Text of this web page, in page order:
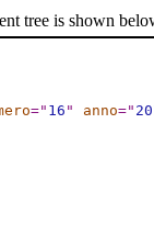
tree is shown
=" 16 " anno="